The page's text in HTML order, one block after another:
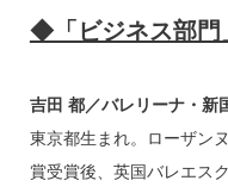
◆「ビジネス部門
吉田 都／バレリーナ・新
東京都生まれ。ローザン
賞受賞後、英国バレエス